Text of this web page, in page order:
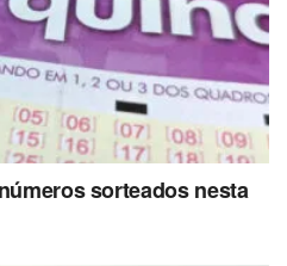
sorteados nesta